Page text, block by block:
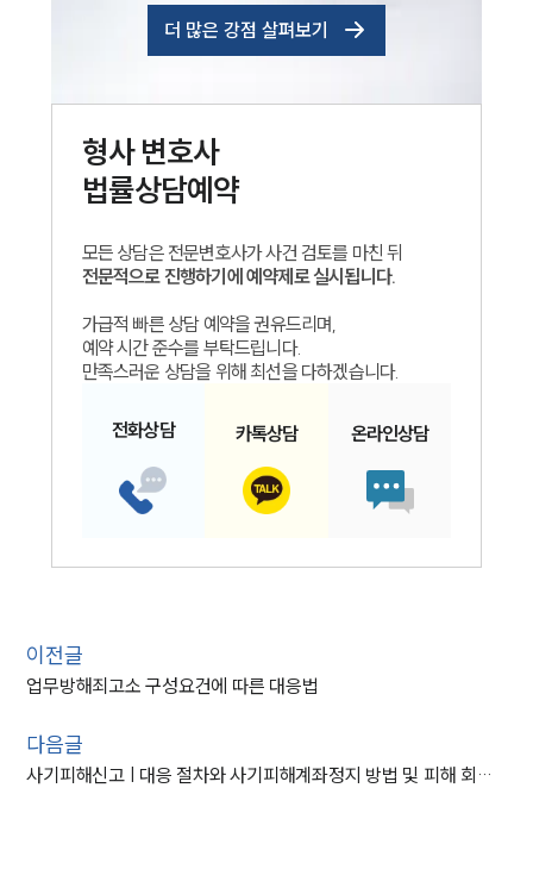
더 많은 강점 살펴보기
형사변호사
법률상담예약
모든 상담은 전문변호사가 사건 검토를 마친 뒤
전문적으로 진행하기에 예약제로 실시됩니다.
가급적 빠른 상담 예약을 권유드리며,
예약 시간 준수를 부탁드립니다.
만족스러운 상담을 위해 최선을 다하겠습니다.
전화상담 카톡상담 온라인상담
이전글
업무방해죄고소 구성요건에 따른 대응법
다음글
사기피해신고 | 대응 절차와 사기피해계좌정지 방법 및 피해 회복 가이드